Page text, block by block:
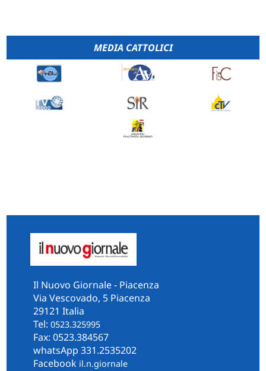
MEDIA CATTOLICI
Il Nuovo Giornale - Piacenza
Via Vescovado, 5 Piacenza
29121 Italia
Tel: 0523.325995
Fax: 0523.384567
whatsApp 331.2535202
Facebook il.n.giornale